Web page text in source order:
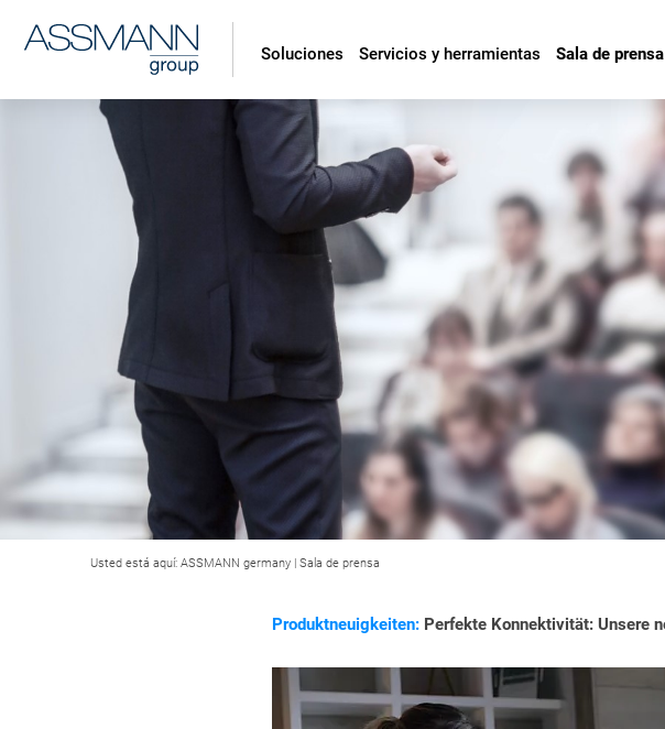
Soluciones Servicios y herramientas Sala de prensa
Usted está aquí: ASSMANN germany | Sala de prensa
Produktneuigkeiten: Perfekte Konnektivität: Unsere